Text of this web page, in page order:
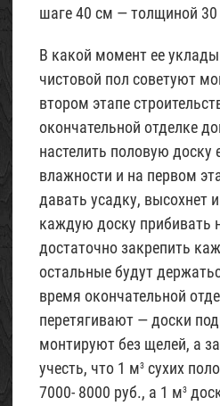
шаге 40 см — толщиной
В какой момент ее
чистовой пол советуют
втором этапе
окончательной отделке
настелить половую доску
влажности и на первом
давать усадку, высохнет
каждую доску прибивать
достаточно закрепить
остальные будут
время окончательной
перетягивают — доски
монтируют без щелей, а
учесть, что 1 м3 сухих
7000- 8000 руб., а 1 м3